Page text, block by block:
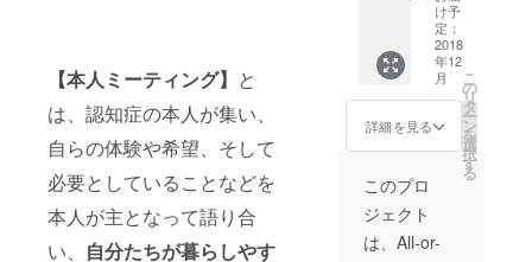
【本人ミーティング】 と
は、認知症の本人が集い、
自らの体験や希望、そして
必要としていることなどを
本人が主となって語り合
い、 自分たちが暮らしやす
（有効
期限
2019年
6月30
日）。
・コー
スター2
方が心
て作っ
た手作
ます。
・オレ
ンジカ
フェ飲
食券：
有田川
町地域
ALEC内
のオレ
ンジカ
フェで
のご飲
お礼の
メッ
セージ
をお送
りしま
す。 ・
イベン
ト実施
報告
書：認
とも
2018で
の啓発
の様子
け予
定：
2018
年12
月
詳細を見る
こ
の
リ
タ
ー
ン
を
選
択
す
る
このプロ
ジェクト
は、All-or-